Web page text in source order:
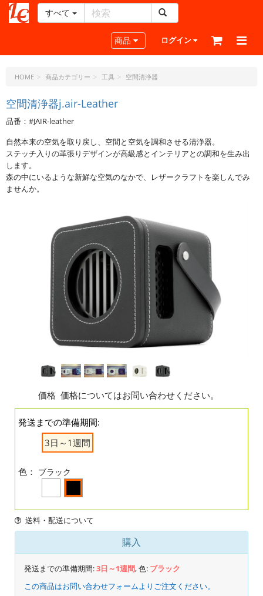
ー
ラ
ト・
ド
ッ
ト・
ジ
ェ
ー
ピ
すべて
Toggle navigation
商品 ログイン
HOME 商品カテゴリー 工具 空間清浄器
空間清浄器j.air-Leather
品番：#JAIR-leather
自然本来の空気を取り戻し、空間と空気を調和させる清浄器。
ステッチ入りの革張りデザインが高級感とインテリアとの調和を生み出
します。
森の中にいるような新鮮な空気のなかで、レザークラフトを楽しんでみ
ませんか。
価格 価格についてはお問い合わせください。
発送までの準備期間:
3日～1週間
色： ブラック
送料・配送について
購入
発送までの準備期間:3日～1週間, 色: ブラック
この商品はお問い合わせフォームよりご注文ください。